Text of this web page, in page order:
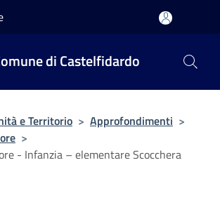
di Castelfidardo
e Territorio > Approfondimenti >
>
- Infanzia – elementare Scocchera